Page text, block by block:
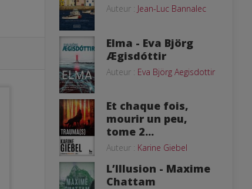
Auteur : Jean-Luc Bannalec
Elma - Eva Björg
Ægisdóttir
Auteur : Eva Björg Aegisdottir
Et chaque fois,
mourir un peu,
tome 2...
Auteur : Karine Giebel
L’Illusion - Maxime
Chattam